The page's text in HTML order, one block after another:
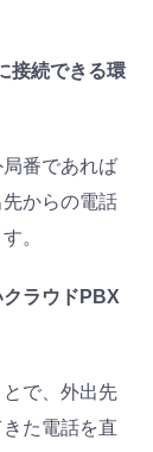
接続できる環
番であれば
からの電話
。
ラウドPBX
で、外出先
た電話を直